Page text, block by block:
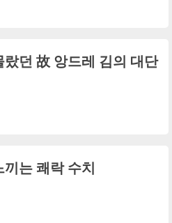
랐던 故 앙드레 김의 대단
끼는 쾌락 수치